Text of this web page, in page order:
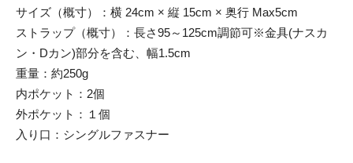
サイズ（概寸）：横 24cm × 縦 15cm × 奥行 Max5cm
ストラップ（概寸）：長さ95～125cm調節可※金具(ナスカ
ン・Dカン)部分を含む、幅1.5cm
重量：約250g
内ポケット：2個
外ポケット：１個
入り口：シングルファスナー